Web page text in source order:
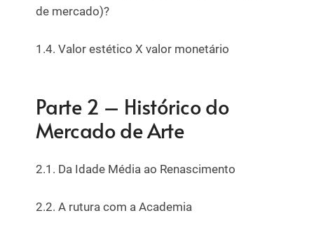
de mercado)?
1.4. Valor estético X valor monetário
Parte 2 – Histórico do
Mercado de Arte
2.1. Da Idade Média ao Renascimento
2.2. A rutura com a Academia